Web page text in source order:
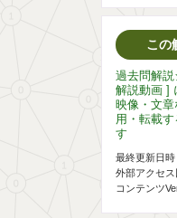
この
過去問解
解説動画 ]
映像・文章
用・転載
す
最終更新日
外部アクセス
コンテンツ